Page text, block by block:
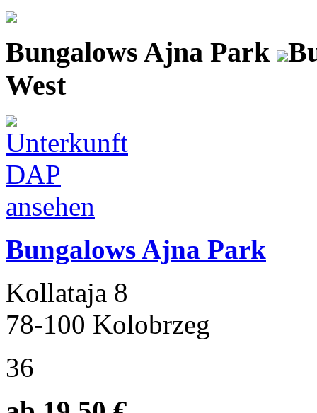
Bungalows Ajna Park
West
Bungalows Ajna Park
Kollataja 8
78-100 Kolobrzeg
36